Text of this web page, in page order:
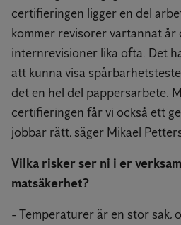
certifieringen ligger en del
kommer revisorer vartannat år
internrevisioner lika ofta. Det
att kunna visa
det en hel del pappersarbete.
certifieringen får vi också ett
jobbar rätt, säger Mikael
Vilka risker ser ni i er
matsäkerhet?
- Temperaturer är en stor sak,